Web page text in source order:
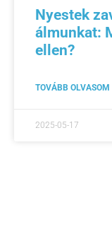
Nyestek
álmunkat:
ellen?
TOVÁBB OLVASOM
2025-05-17